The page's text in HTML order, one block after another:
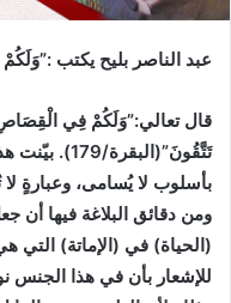
و
عبد الناصر بليح يكتب
قال تعالي:”وَلَكُمْ فِي الْقِصَاصِ
بأسلوب لا يُسامى، وعبارةٍ لا
ومن دقائق البلاغة فيها أن
(الحياة) في (الإماتة)
للإشعار بأن في هذا الجنس